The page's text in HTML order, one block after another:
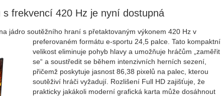
s frekvencí 420 Hz je nyní dostupná
jádro soutěžního hraní s přetaktovaným výkonem 420 Hz v
preferovaném formátu e-sportu 24,5 palce. Tato kompaktní
velikost eliminuje pohyb hlavy a umožňuje hráčům „zaměřit
se“ a soustředit se během intenzivních herních sezení,
přičemž poskytuje jasnost 86,38 pixelů na palec, kterou
soutěživí hráči vyžadují. Rozlišení Full HD zajišťuje, že
prakticky jakákoli moderní grafická karta může dosáhnout